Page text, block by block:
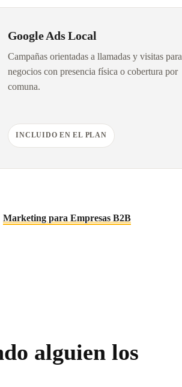
Google Ads Local
Campañas orientadas a llamadas y visitas para
negocios con presencia física o cobertura por
comuna.
INCLUIDO EN EL PLAN
Marketing para Empresas B2B
alguien los